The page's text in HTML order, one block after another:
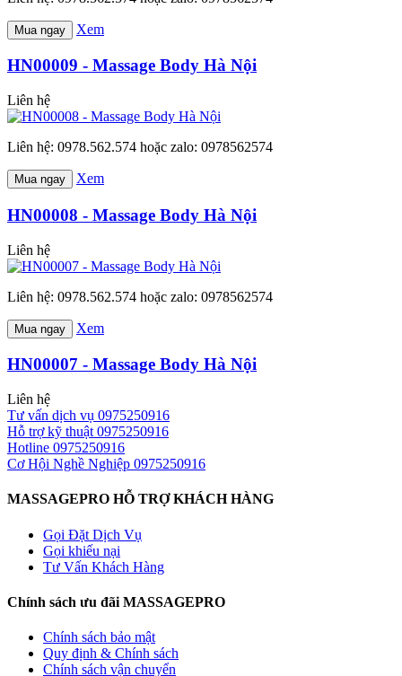
Mua ngay Xem
HN00009 - Massage Body Hà Nội
Liên hệ
Liên hệ: 0978.562.574 hoặc zalo: 0978562574
Mua ngay Xem
HN00008 - Massage Body Hà Nội
Liên hệ
Liên hệ: 0978.562.574 hoặc zalo: 0978562574
Mua ngay Xem
HN00007 - Massage Body Hà Nội
Liên hệ
Tư vấn dịch vụ 0975250916
Hỗ trợ kỹ thuật 0975250916
Hotline 0975250916
Cơ Hội Nghề Nghiệp 0975250916
MASSAGEPRO HỖ TRỢ KHÁCH HÀNG
Gọi Đặt Dịch Vụ
Gọi khiếu nại
Tư Vấn Khách Hàng
Chính sách ưu đãi MASSAGEPRO
Chính sách bảo mật
Quy định & Chính sách
Chính sách vận chuyển